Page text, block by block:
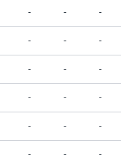
- - -
- - -
- - -
- - -
- - -
- - -